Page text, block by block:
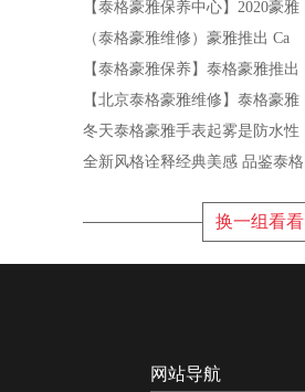
【泰格豪雅保养中心】2020豪雅
（泰格豪雅维修）豪雅推出 Ca
【泰格豪雅保养】泰格豪雅推出
【北京泰格豪雅维修】泰格豪雅
冬天泰格豪雅手表起雾是防水性
全新风格诠释经典美感 品鉴泰格
换一组看看
网站导航